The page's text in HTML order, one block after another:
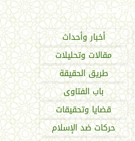
الإسلامي
أخبار وأحداث
مقالات وتحليلات
طريق الحقيقة
باب الفتاوى
قضايا وتحقيقات
حركات ضد الإسلام